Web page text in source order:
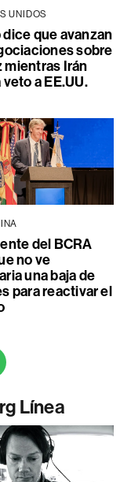
UNIDOS
dice que avanzan
sobre
mientras Irán
a EE.UU.
del BCRA
no ve
una baja de
para reactivar el
Línea